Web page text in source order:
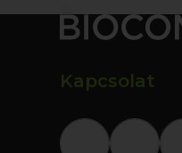
Kapcsolat